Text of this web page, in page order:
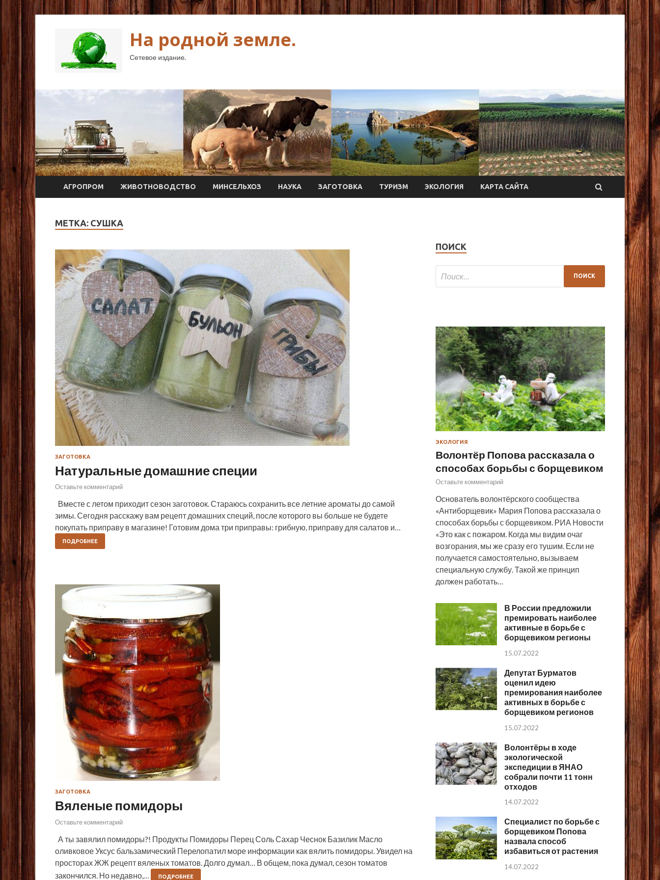
На родной земле.
Сетевое издание.
АГРОПРОМ ЖИВОТНОВОДСТВО МИНСЕЛЬХОЗ НАУКА ЗАГОТОВКА ТУРИЗМ ЭКОЛОГИЯ КАРТА САЙТА
МЕТКА: СУШКА
ЗАГОТОВКА
Натуральные домашние специи
Оставьте комментарий
Вместе с летом приходит сезон заготовок. Стараюсь сохранить все летние ароматы до самой
зимы. Сегодня расскажу вам рецепт домашних специй, после которого вы больше не будете
покупать приправу в магазине! Готовим дома три приправы: грибную, приправу для салатов и…
ПОДРОБНЕЕ
ЗАГОТОВКА
Вяленые помидоры
Оставьте комментарий
А ты завялил помидоры?! Продукты Помидоры Перец Соль Сахар Чеснок Базилик Масло
оливковое Уксус бальзамический Перелопатил море информации как вялить помидоры. Увидел на
просторах ЖЖ рецепт вяленых томатов. Долго думал… В общем, пока думал, сезон томатов
закончился. Но недавно,…
ПОДРОБНЕЕ
ПОИСК
ЭКОЛОГИЯ
Волонтёр Попова рассказала о
способах борьбы с борщевиком
Оставьте комментарий
Основатель волонтёрского сообщества
«Антиборщевик» Мария Попова рассказала о
способах борьбы с борщевиком. РИА Новости
«Это как с пожаром. Когда мы видим очаг
возгорания, мы же сразу его тушим. Если не
получается самостоятельно, вызываем
специальную службу. Такой же принцип
должен работать…
В России предложили
премировать наиболее
активные в борьбе с
борщевиком регионы
15.07.2022
Депутат Бурматов
оценил идею
премирования наиболее
активных в борьбе с
борщевиком регионов
15.07.2022
Волонтёры в ходе
экологической
экспедиции в ЯНАО
собрали почти 11 тонн
отходов
14.07.2022
Специалист по борьбе с
борщевиком Попова
назвала способ
избавиться от растения
14.07.2022